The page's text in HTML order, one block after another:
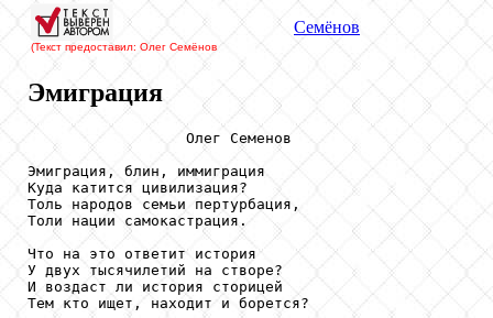
(Текст предоставил: Олег Семёнов
Семёнов
Эмиграция
                  Олег Семенов
Эмиграция, блин, иммиграция
Куда катится цивилизация?
Толь народов семьи пертурбация,
Толи нации самокастрация.
Что на это ответит история
У двух тысячилетий на створе?
И воздаст ли история сторицей
Тем кто ищет, находит и борется?